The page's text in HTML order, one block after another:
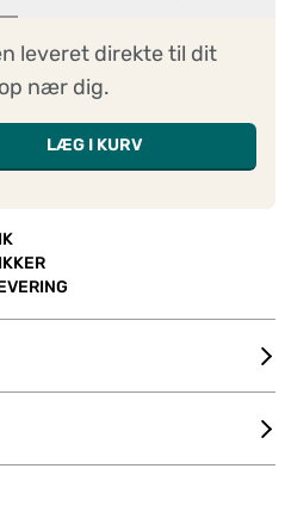
leveret direkte til dit
nær dig.
LÆG I KURV